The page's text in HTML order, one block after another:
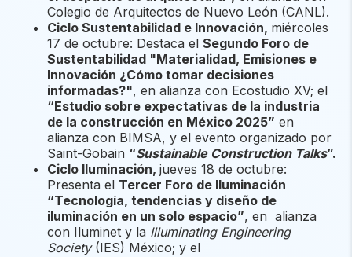
Colegio de Arquitectos de Nuevo León (CANL).
Ciclo Sustentabilidad e Innovación, miércoles
17 de octubre: Destaca el Segundo Foro de
Sustentabilidad "Materialidad, Emisiones e
Innovación ¿Cómo tomar decisiones
informadas?", en alianza con Ecostudio XV; el
“Estudio sobre expectativas de la industria
de la construcción en México 2025” en
alianza con BIMSA, y el evento organizado por
Saint-Gobain “Sustainable Construction Talks”.
Ciclo Iluminación, jueves 18 de octubre:
Presenta el Tercer Foro de Iluminación
“Tecnología, tendencias y diseño de
iluminación en un solo espacio”, en alianza
con Iluminet y la Illuminating Engineering
Society(IES) México; y el